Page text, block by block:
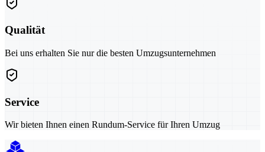
Qualität
Bei uns erhalten Sie nur die besten Umzugsunternehmen
Service
Wir bieten Ihnen einen Rundum-Service für Ihren Umzug